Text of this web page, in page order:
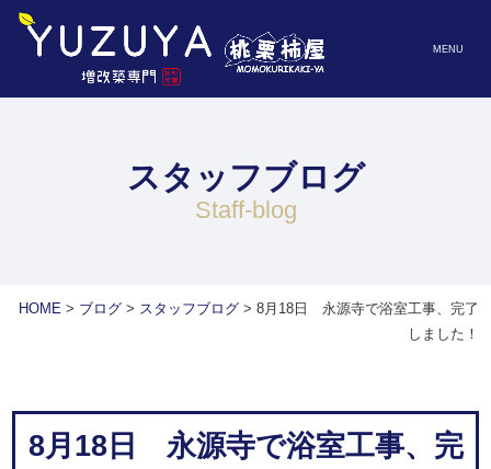
MENU
スタッフブログ
staff-blog
HOME> ブログ> スタッフブログ> 8月18日 永源寺で浴室工事、完了
しました！
8月18日 永源寺で浴室工事、完